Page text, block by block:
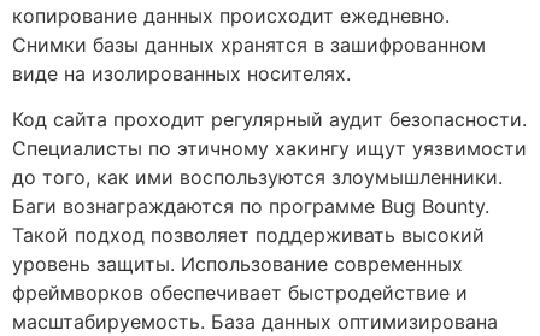
копирование данных происходит ежедневно.
Снимки базы данных хранятся в зашифрованном
виде на изолированных носителях.
Код сайта проходит регулярный аудит безопасности.
Специалисты по этичному хакингу ищут уязвимости
до того, как ими воспользуются злоумышленники.
Баги вознаграждаются по программе Bug Bounty.
Такой подход позволяет поддерживать высокий
уровень защиты. Использование современных
фреймворков обеспечивает быстродействие и
масштабируемость. База данных оптимизирована